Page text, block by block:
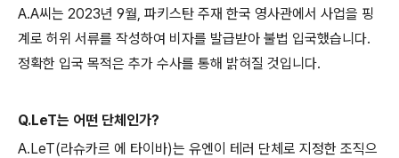
A.A씨는 2023년 9월, 파키스탄 주재 한국 영사관에서 사업을 핑
계로 허위 서류를 작성하여 비자를 발급받아 불법 입국했습니다.
정확한 입국 목적은 추가 수사를 통해 밝혀질 것입니다.
Q.LeT는 어떤 단체인가?
A.LeT(라슈카르 에 타이바)는 유엔이 테러 단체로 지정한 조직으